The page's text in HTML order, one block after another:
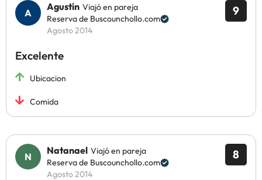
9
Agustín Viajó en pareja
Reserva de Buscounchollo.com
Agosto 2014
Excelente
Ubicacion
Comida
8
Natanael Viajó en pareja
Reserva de Buscounchollo.com
Agosto 2014